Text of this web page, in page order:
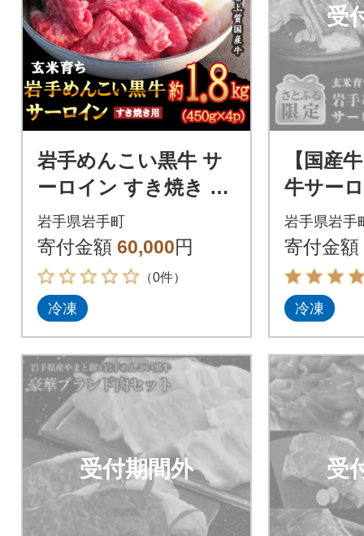
岩手めんこい黒牛 サ
ーロイン すき焼き 約
1.8kg
岩手県岩手町
寄付金額 60,000円
（0件）
冷凍
受
【国産
牛サー
小分け
る限定】
岩手県岩手
寄付金額
冷凍
受付期間外 受